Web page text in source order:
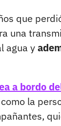
que
una
agua y
a bordo
la